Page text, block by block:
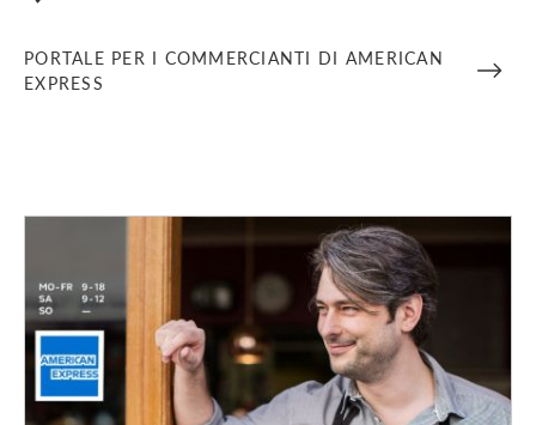
PORTALE PER I COMMERCIANTI DI AMERICAN
EXPRESS